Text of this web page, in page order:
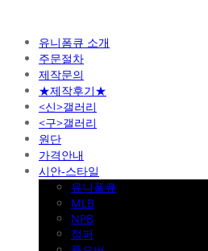
유니폼큐 소개
주문절차
제작문의
★제작후기★
<신>갤러리
<구>갤러리
원단
가격안내
시안-스타일
유니폼큐
MLB
NPB
점퍼